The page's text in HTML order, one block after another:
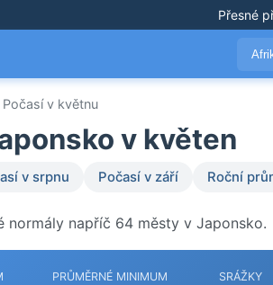
Přesné
Počasí v květnu
v květen
v srpnu Počasí v září Roční
normály napříč 64 městy v Japonsko.
PRŮMĚRNÉ MINIMUM SRÁŽKY